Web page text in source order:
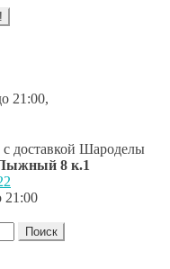
21:00,
доставкой Шароделы
8 к.1
21:00
Поиск